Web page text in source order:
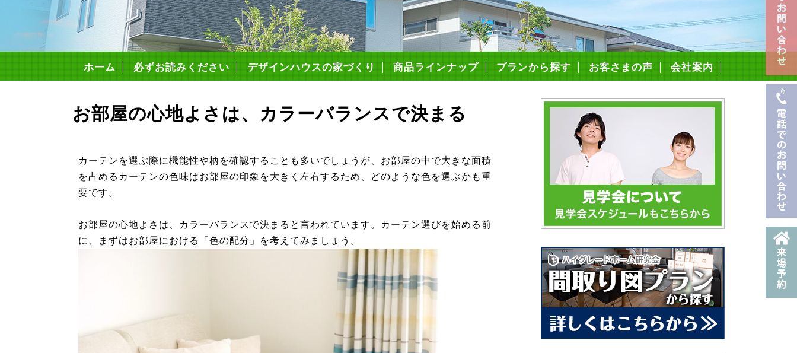
ホーム 必ずお読みください デザインハウスの家づくり 商品ラインナップ プランから探す お客さまの声 会社案内
お部屋の心地よさは、カラーバランスで決まる
カーテンを選ぶ際に機能性や柄を確認することも多いでしょうが、お部屋の中で大きな面積
を占めるカーテンの色味はお部屋の印象を大きく左右するため、どのような色を選ぶかも重
要です。
お部屋の心地よさは、カラーバランスで決まると言われています。カーテン選びを始める前
に、まずはお部屋における「色の配分」を考えてみましょう。